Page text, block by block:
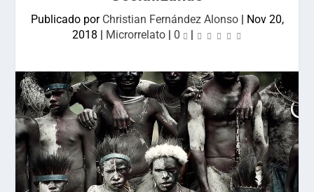
Publicado por Christian Fernández Alonso| Nov 20,
2018| Microrrelato| 0 |